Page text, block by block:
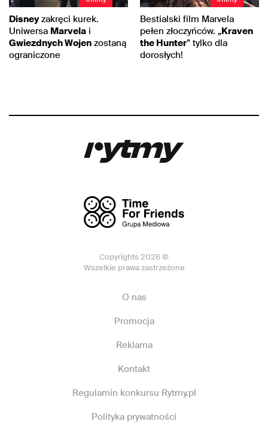
Disneyzakręci kurek.
Uniwersa Marvela i
Gwiezdnych Wojen zostaną
ograniczone
Bestialski film Marvela
pełen złoczyńców. „Kraven
the Hunter” tylko dla
dorosłych!
Copyrights 2026 ©
Wszelkie prawa zastrzeżone
O nas
Promocja
Reklama
Kontakt
Regulamin konkursu Rytmy.pl
Polityka prywatności